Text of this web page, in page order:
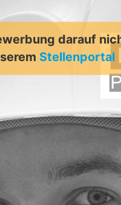
darauf
Stellenportal